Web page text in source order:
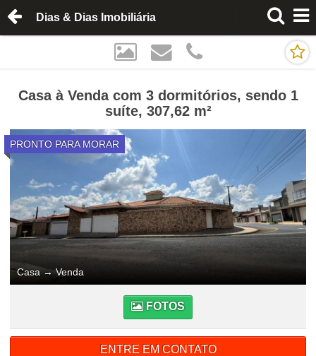
Dias & Dias Imobiliária
Casa à Venda com 3 dormitórios, sendo 1
suíte, 307,62 m²
PRONTO PARA MORAR
Casa → Venda
FOTOS
ENTRE EM CONTATO